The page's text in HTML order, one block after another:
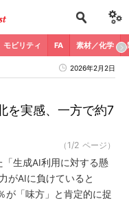
モビリティ FA 素材／化学
2026年2月2日
を実感、一方で約7
（1/2 ページ）
「生成AI利用に対する懸
がAIに負けていると
が「味方」と肯定的に捉